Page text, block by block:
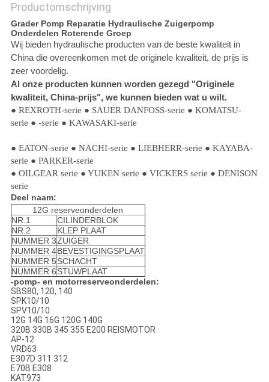
Productomschrijving
Grader Pomp Reparatie Hydraulische Zuigerpomp
Onderdelen Roterende Groep
Wij bieden hydraulische producten van de beste kwaliteit in
China die overeenkomen met de originele kwaliteit, de prijs is
zeer voordelig.
Al onze producten kunnen worden gezegd "Originele
kwaliteit, China-prijs", we kunnen bieden wat u wilt.
● REXROTH-serie ● SAUER DANFOSS-serie ● KOMATSU-
serie ● -serie ● KAWASAKI-serie
● EATON-serie ● NACHI-serie ● LIEBHERR-serie ● KAYABA-
serie ● PARKER-serie
● OILGEAR serie ● YUKEN serie ● VICKERS serie ● DENISON
serie
Deel naam:
12G reserveonderdelen
NR.1
CILINDERBLOK
NR.2
KLEP PLAAT
NUMMER 3ZUIGER
NUMMER 4BEVESTIGINGSPLAAT
NUMMER 5SCHACHT
NUMMER 6STUWPLAAT
-pomp- en motorreserveonderdelen:
SBS80, 120, 140
SPK10/10
SPV10/10
12G 14G 16G 120G 140G
320B 330B 345 355 E200 REISMOTOR
AP-12
VRD63
E307D 311 312
E70B E308
KAT973